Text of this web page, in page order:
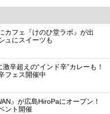
カフェ『けのひ堂ラボ』が出
ュにスイーツも
辛超えの“インド辛”カレーも！
フェス開催中
』が広島HiroPaにオープン！
ント開催